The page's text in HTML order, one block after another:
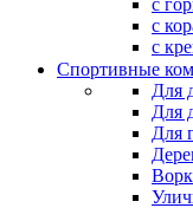
с
с
с
Спортивные
Для
Для
Для